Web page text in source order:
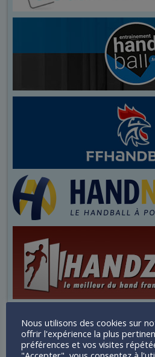
Nous utilisons des cookies sur
offrir l'expérience la plus
préférences et vos visites